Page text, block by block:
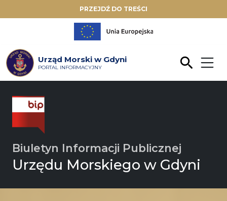
PRZEJDŹ DO TREŚCI
Urząd Morski w Gdyni
PORTAL INFORMACYJNY
Biuletyn Informacji Publicznej
Urzędu Morskiego w Gdyni